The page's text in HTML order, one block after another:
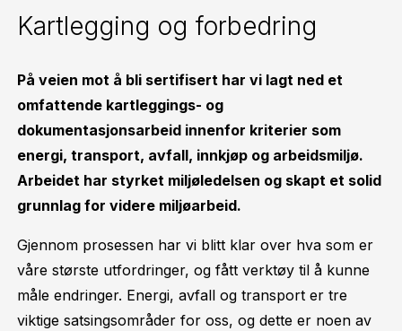
Kartlegging og forbedring
På veien mot å bli sertifisert har vi lagt ned et
omfattende kartleggings- og
dokumentasjonsarbeid innenfor kriterier som
energi, transport, avfall, innkjøp og arbeidsmiljø.
Arbeidet har styrket miljøledelsen og skapt et solid
grunnlag for videre miljøarbeid.
Gjennom prosessen har vi blitt klar over hva som er
våre største utfordringer, og fått verktøy til å kunne
måle endringer. Energi, avfall og transport er tre
viktige satsingsområder for oss, og dette er noen av